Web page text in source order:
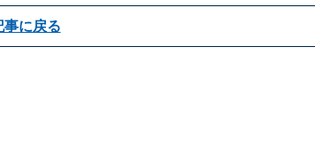
事に戻る